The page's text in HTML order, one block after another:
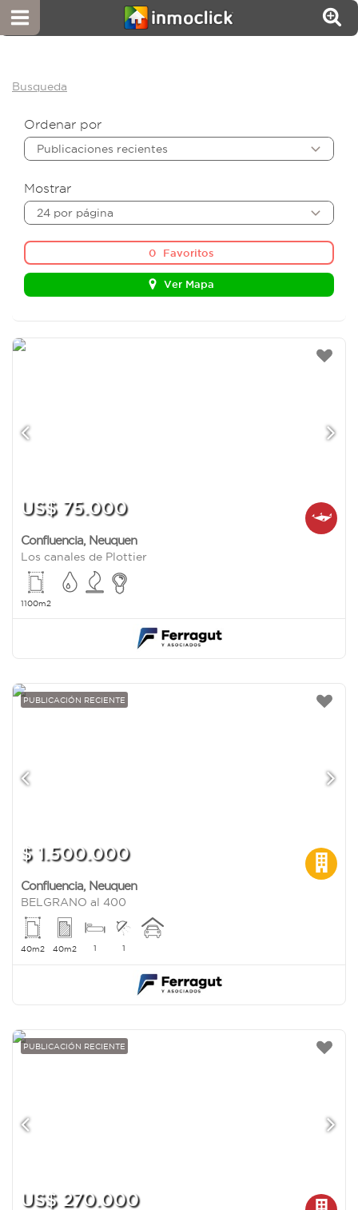
Busqueda
Ordenar por
Publicaciones recientes
Mostrar
24 por página
0 Favoritos
Ver Mapa
US$ 75.000
Confluencia, Neuquen
Los canales de Plottier
1100m2
PUBLICACIÓN RECIENTE
$ 1.500.000
Confluencia, Neuquen
BELGRANO al 400
40m2 40m2 1 1
PUBLICACIÓN RECIENTE
US$ 270.000